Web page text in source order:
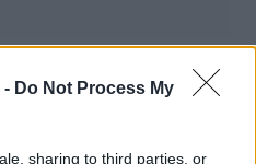
- Do Not Process My
sharing to third parties, or
της είδησης από άλλες
προς το άρθρο